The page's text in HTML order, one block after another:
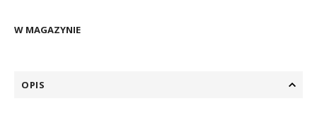
W MAGAZYNIE
OPIS